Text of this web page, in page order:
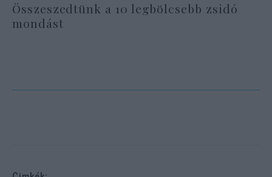
Összeszedtünk a 10 legbölcsebb zsidó
mondást